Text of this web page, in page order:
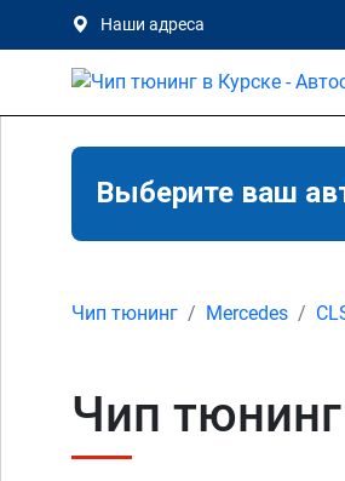
Наши адреса
Выберите ваш
Чип тюнинг Mercedes
Чип тюнинг